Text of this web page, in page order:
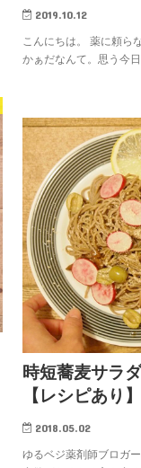
2019.10.12
こんにちは。 薬に頼
かぁだなんて。思う今
時短蕎麦サラ
【レシピあり】
2018.05.02
ゆるベジ薬剤師ブロガ